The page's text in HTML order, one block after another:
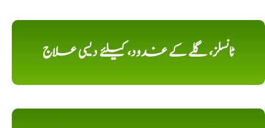
ٹانسلز، گلے کے غدود، کیلئے دیسی علاج